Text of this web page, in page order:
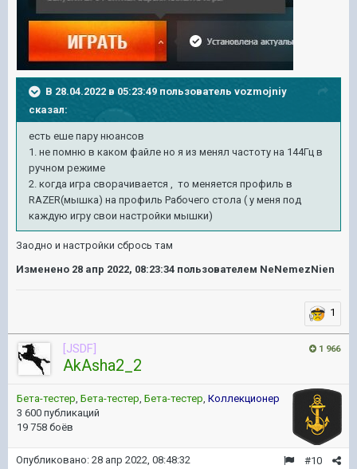
В 28.04.2022 в 05:23:49 пользователь vozmojniy
сказал:
есть еше пару нюансов
1. не помню в каком файле но я из менял частоту на 144Гц в
ручном режиме
2. когда игра сворачивается , то меняется профиль в
RAZER(мышка) на профиль Рабочего стола ( у меня под
каждую игру свои настройки мышки)
Заодно и настройки сбрось там
Изменено 28 апр 2022, 08:23:34 пользователем NeNemezNien
1
1 966
[JSDF]
AkAsha2_2
Бета-тестер, Бета-тестер, Бета-тестер, Коллекционер
3 600 публикаций
19 758 боёв
#10
Опубликовано: 28 апр 2022, 08:48:32